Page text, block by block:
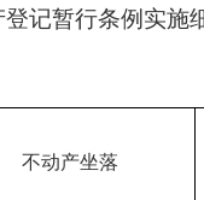
记暂行条例实施
不动产坐落